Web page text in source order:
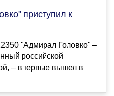
приступил к
"Адмирал Головко" –
российской
– впервые вышел в